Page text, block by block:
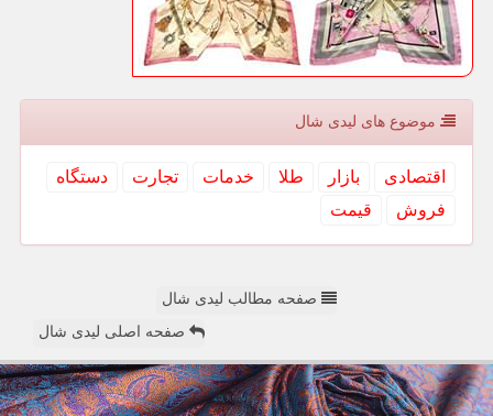
موضوع های لیدی شال
اقتصادی بازار طلا خدمات تجارت
دستگاه
فروش
قیمت
صفحه مطالب لیدی شال
صفحه اصلی لیدی شال